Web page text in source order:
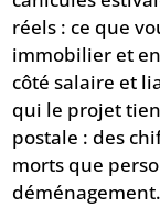
réels : ce que
immobilier et
côté salaire et
qui le projet
postale : des
morts que
déménagement.